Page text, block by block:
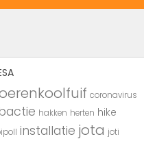
coronavirus
hakken herten hike
installatie jota joti